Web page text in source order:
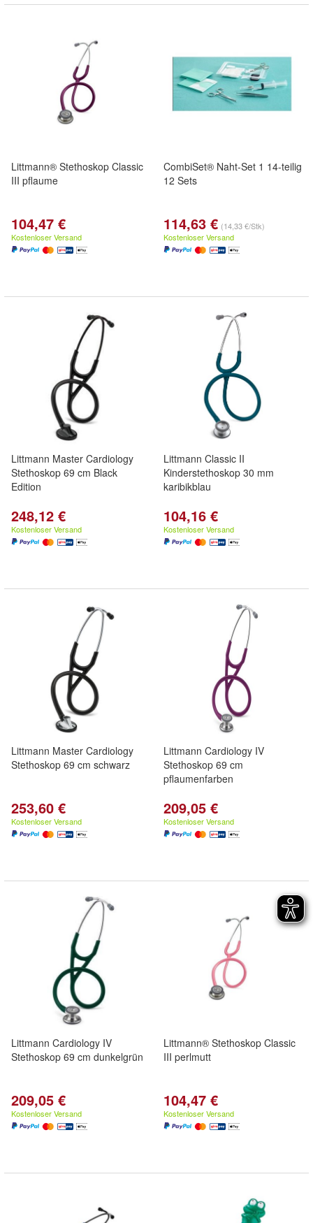
Littmann® Stethoskop Classic
III pflaume
104,47 €
Kostenloser Versand
CombiSet® Naht-Set 1 14-teilig
12 Sets
114,63 € (14,33 €/Stk)
Kostenloser Versand
Littmann Master Cardiology
Stethoskop 69 cm Black
Edition
248,12 €
Kostenloser Versand
Littmann Classic II
Kinderstethoskop 30 mm
karibikblau
104,16 €
Kostenloser Versand
Littmann Master Cardiology
Stethoskop 69 cm schwarz
253,60 €
Kostenloser Versand
Littmann Cardiology IV
Stethoskop 69 cm
pflaumenfarben
209,05 €
Kostenloser Versand
Littmann Cardiology IV
Stethoskop 69 cm dunkelgrün
209,05 €
Kostenloser Versand
Littmann® Stethoskop Classic
III perlmutt
104,47 €
Kostenloser Versand